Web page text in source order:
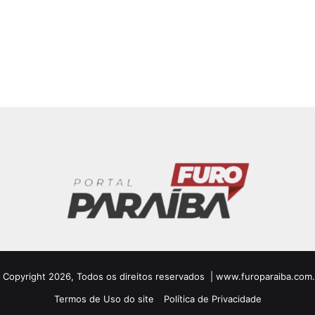
2026, Todos os direitos reservados |
Termos de Uso do site
Política de Privacidade